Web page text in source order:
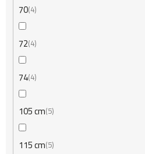
70 4
72 4
74 4
105 cm 5
115 cm 5